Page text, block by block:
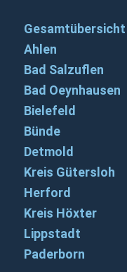
Gesamtübersicht
Ahlen
Bad Salzuflen
Bad Oeynhausen
Bielefeld
Bünde
Detmold
Kreis Gütersloh
Herford
Kreis Höxter
Lippstadt
Paderborn